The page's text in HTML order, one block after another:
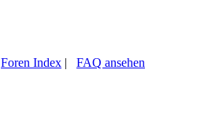
Foren Index | FAQ ansehen